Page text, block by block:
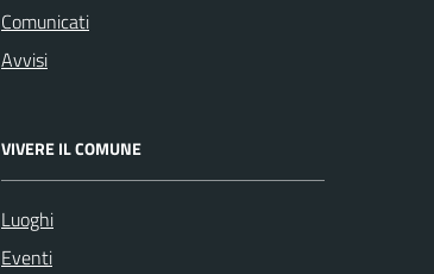
Comunicati
Avvisi
VIVERE IL COMUNE
Luoghi
Eventi